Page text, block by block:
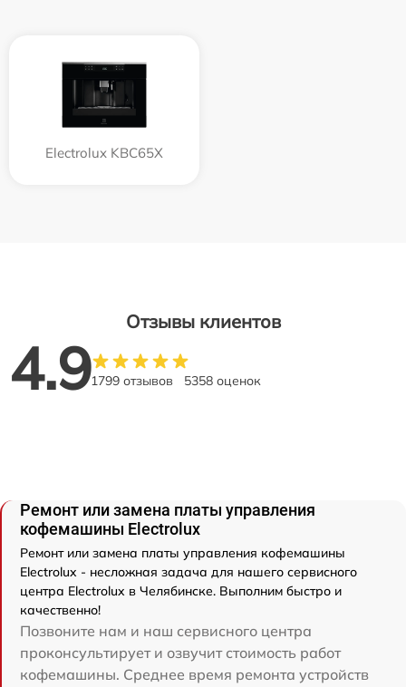
Electrolux KBC65X
Отзывы клиентов
4.91799 отзывов 5358 оценок
Ремонт или замена платы управления
кофемашины Electrolux
Ремонт или замена платы управления кофемашины
Electrolux - несложная задача для нашего сервисного
центра Electrolux в Челябинске. Выполним быстро и
качественно!
Позвоните нам и наш сервисного центра
проконсультирует и озвучит стоимость работ
кофемашины. Среднее время ремонта устройств